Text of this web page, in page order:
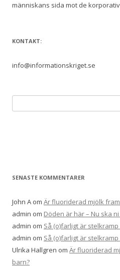
människans sida mot de
KONTAKT:
info@informationskriget.se
efter:
SENASTE KOMMENTARER
John A om Är fluoriderad mjölk
admin om Döden är här – Nu ska
admin om Så (o)farligt är
admin om Så (o)farligt är
Ulrika Hallgren om Är fluoriderad
barn?